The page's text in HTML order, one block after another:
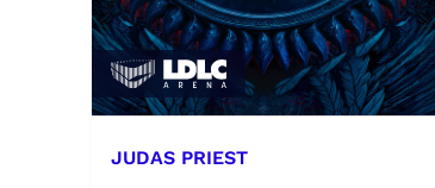
JUDAS PRIEST